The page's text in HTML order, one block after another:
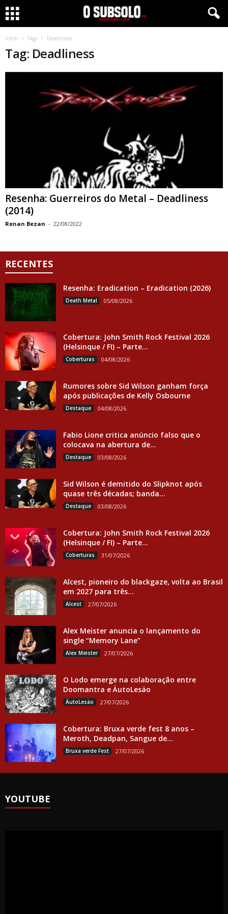
Início Tags Deadliness
Tag: Deadliness
Resenha: Guerreiros do Metal – Deadliness
(2014)
Renan Bezan - 22/08/2022
RECENTES
Resenha: Eradication – Eradication (2026)
Death Metal 05/08/2026
Cobertura: John Smith Rock Festival 2026
(Helsinque / FI) – Parte...
Coberturas 04/08/2026
Rumores sobre Sid Wilson ganham força
após publicações de Kelly Osbourne
Destaque 04/08/2026
Fabio Lione critica anúncio falso que o
colocava na abertura de...
Destaque 03/08/2026
Sid Wilson é demitido do Slipknot após
quase três décadas; banda...
Destaque 03/08/2026
Cobertura: John Smith Rock Festival 2026
(Helsinque / FI) – Parte...
Coberturas 31/07/2026
Alcest, pioneiro do blackgaze, volta ao Brasil
em 2027 para três...
Alcest 27/07/2026
Alex Meister anuncia o lançamento do
single “Memory Lane”
Alex Meister 27/07/2026
O Lodo emerge na colaboração entre
Doomantra e ÄutoLesäo
ÄutoLesäo 27/07/2026
Cobertura: Bruxa verde fest 8 anos –
Meroth, Deadpan, Sangue de...
Bruxa verde Fest 27/07/2026
YOUTUBE